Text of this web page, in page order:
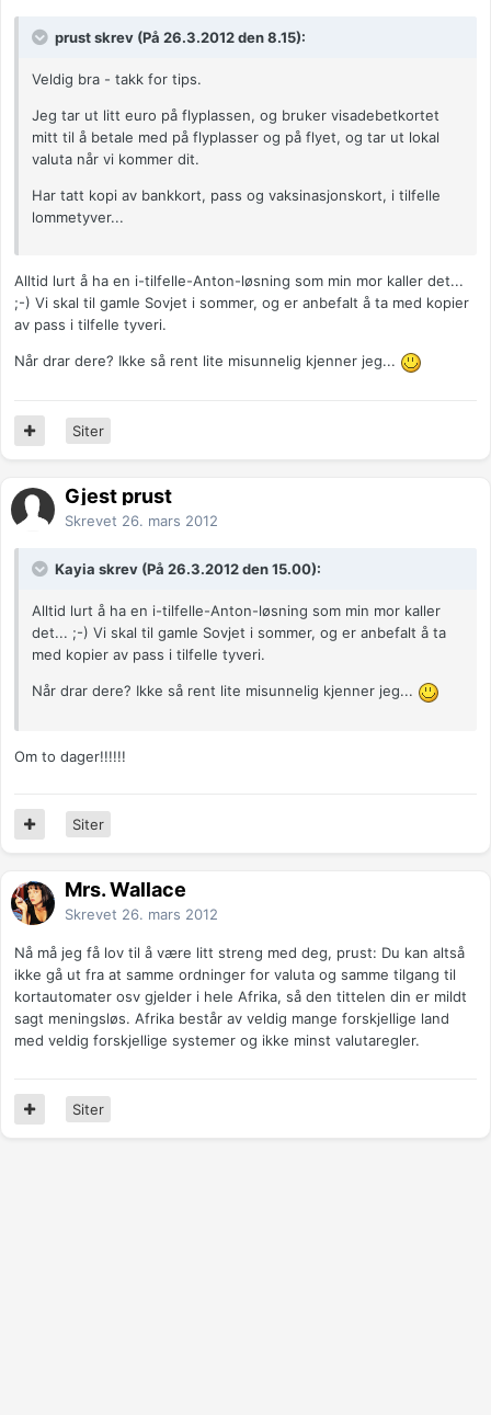
prust skrev (På 26.3.2012 den 8.15):
Veldig bra - takk for tips.
Jeg tar ut litt euro på flyplassen, og bruker visadebetkortet
mitt til å betale med på flyplasser og på flyet, og tar ut lokal
valuta når vi kommer dit.
Har tatt kopi av bankkort, pass og vaksinasjonskort, i tilfelle
lommetyver...
Alltid lurt å ha en i-tilfelle-Anton-løsning som min mor kaller det...
;-) Vi skal til gamle Sovjet i sommer, og er anbefalt å ta med kopier
av pass i tilfelle tyveri.
Når drar dere? Ikke så rent lite misunnelig kjenner jeg...
Siter
Gjest prust
Skrevet 26. mars 2012
Kayia skrev (På 26.3.2012 den 15.00):
Alltid lurt å ha en i-tilfelle-Anton-løsning som min mor kaller
det... ;-) Vi skal til gamle Sovjet i sommer, og er anbefalt å ta
med kopier av pass i tilfelle tyveri.
Når drar dere? Ikke så rent lite misunnelig kjenner jeg...
Om to dager!!!!!!
Siter
Mrs. Wallace
Skrevet 26. mars 2012
Nå må jeg få lov til å være litt streng med deg, prust: Du kan altså
ikke gå ut fra at samme ordninger for valuta og samme tilgang til
kortautomater osv gjelder i hele Afrika, så den tittelen din er mildt
sagt meningsløs. Afrika består av veldig mange forskjellige land
med veldig forskjellige systemer og ikke minst valutaregler.
Siter